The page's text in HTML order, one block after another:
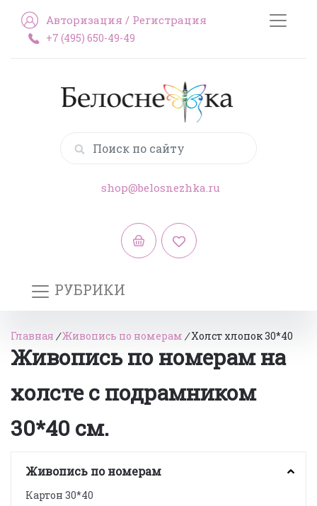
Авторизация / Регистрация
+7 (495) 650-49-49
shop@belosnezhka.ru
РУБРИКИ
Главная /Живопись по номерам /Холст хлопок 30*40
Живопись по номерам на
холсте с подрамником
30*40 см.
Живопись по номерам
Картон 30*40